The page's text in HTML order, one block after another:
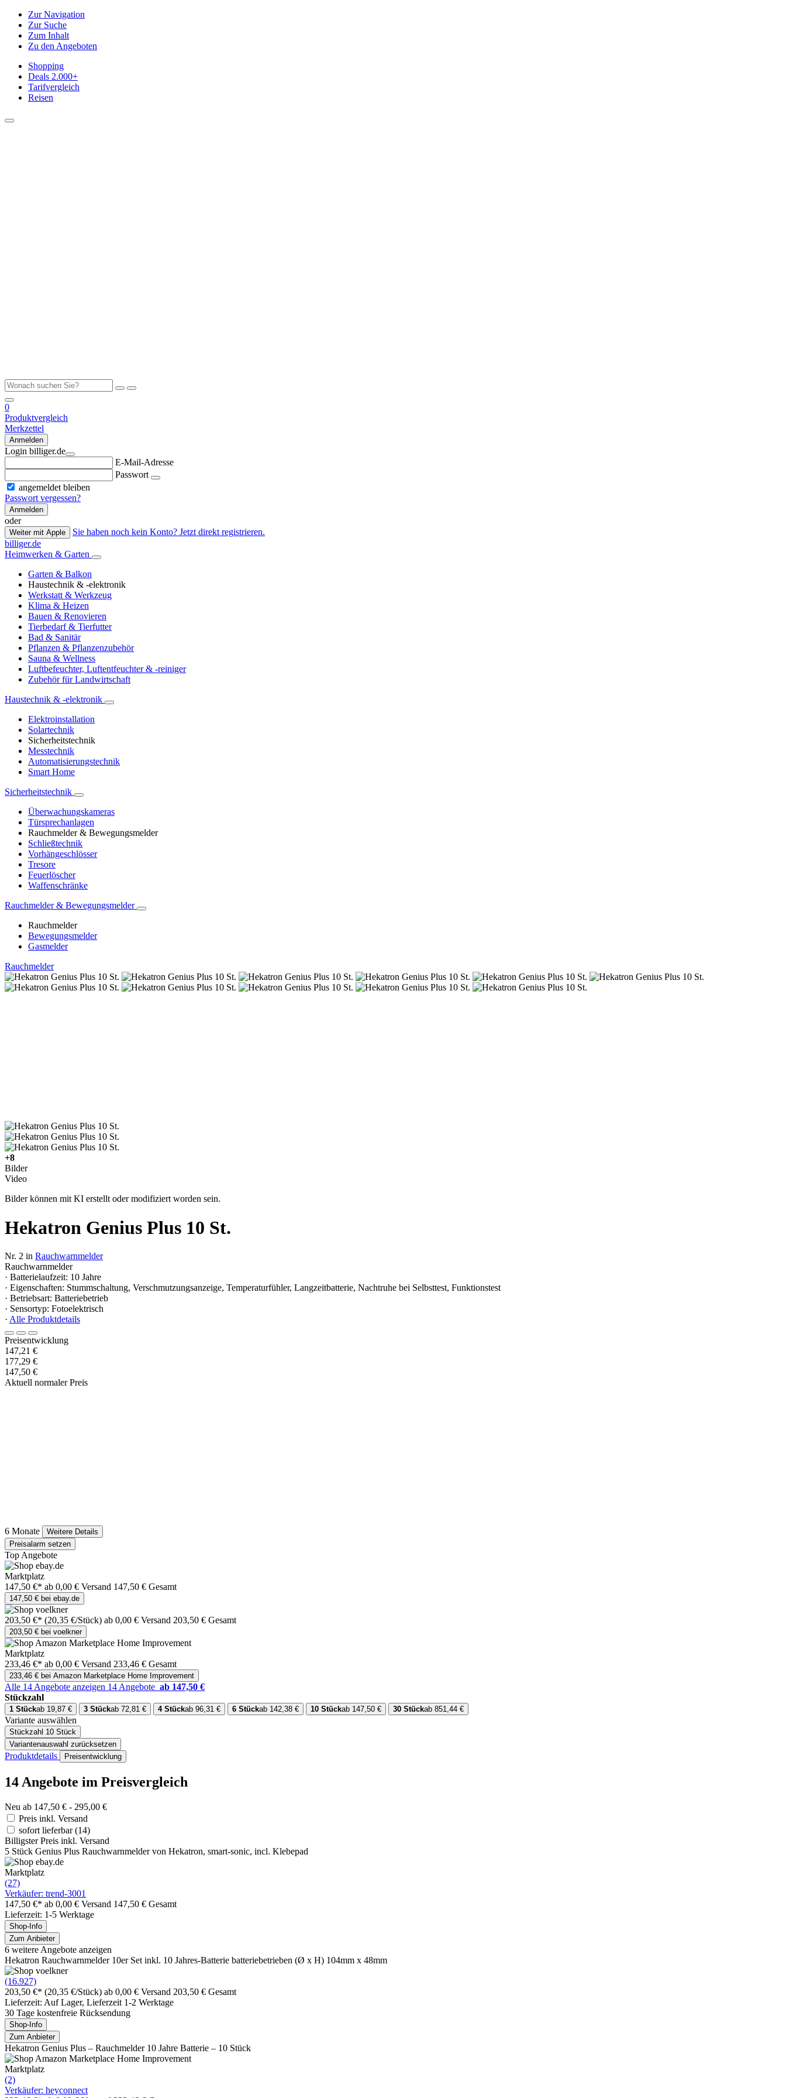
Zur Navigation
Zur Suche
Zum Inhalt
Zu den Angeboten
Shopping
Deals 2.000+
Tarifvergleich
Reisen
0
Produktvergleich
Merkzettel
Anmelden
Login billiger.de
E-Mail-Adresse
Passwort
angemeldet bleiben
Passwort vergessen?
Anmelden
oder
Weiter mit Apple
Sie haben noch kein Konto? Jetzt direkt registrieren.
billiger.de
Heimwerken & Garten
Garten & Balkon
Haustechnik & -elektronik
Werkstatt & Werkzeug
Klima & Heizen
Bauen & Renovieren
Tierbedarf & Tierfutter
Bad & Sanitär
Pflanzen & Pflanzenzubehör
Sauna & Wellness
Luftbefeuchter, Luftentfeuchter & -reiniger
Zubehör für Landwirtschaft
Haustechnik & -elektronik
Elektroinstallation
Solartechnik
Sicherheitstechnik
Messtechnik
Automatisierungstechnik
Smart Home
Sicherheitstechnik
Überwachungskameras
Türsprechanlagen
Rauchmelder & Bewegungsmelder
Schließtechnik
Vorhängeschlösser
Tresore
Feuerlöscher
Waffenschränke
Rauchmelder & Bewegungsmelder
Rauchmelder
Bewegungsmelder
Gasmelder
Rauchmelder
+8
Bilder
Video
Bilder können mit KI erstellt oder modifiziert worden sein.
Hekatron Genius Plus 10 St.
Nr. 2 in Rauchwarnmelder
Rauchwarnmelder
· Batterielaufzeit: 10 Jahre
· Eigenschaften: Stummschaltung, Verschmutzungsanzeige, Temperaturfühler, Langzeitbatterie, Nachtruhe bei Selbsttest, Funktionstest
· Betriebsart: Batteriebetrieb
· Sensortyp: Fotoelektrisch
· Alle Produktdetails
Preisentwicklung
147,21 €
177,29 €
147,50 €
Aktuell normaler Preis
6 Monate
Weitere Details
Preisalarm setzen
Top Angebote
Marktplatz
147,50 €* ab 0,00 € Versand 147,50 € Gesamt
147,50 € bei ebay.de
203,50 €* (20,35 €/Stück) ab 0,00 € Versand 203,50 € Gesamt
203,50 € bei voelkner
Marktplatz
233,46 €* ab 0,00 € Versand 233,46 € Gesamt
233,46 € bei Amazon Marketplace Home Improvement
Alle 14 Angebote anzeigen 14 Angebote ab 147,50 €
Stückzahl
1 Stückab 19,87 € 3 Stückab 72,81 € 4 Stückab 96,31 € 6 Stückab 142,38 € 10 Stückab 147,50 € 30 Stückab 851,44 €
Variante auswählen
Stückzahl 10 Stück
Variantenauswahl zurücksetzen
Produktdetails Preisentwicklung
14 Angebote im Preisvergleich
Neu ab 147,50 € - 295,00 €
Preis inkl. Versand
sofort lieferbar(14)
Billigster Preis inkl. Versand
5 Stück Genius Plus Rauchwarnmelder von Hekatron, smart-sonic, incl. Klebepad
Marktplatz
(27)
Verkäufer: trend-3001
147,50 €* ab 0,00 € Versand 147,50 € Gesamt
Lieferzeit: 1-5 Werktage
Shop-Info
Zum Anbieter
6 weitere Angebote anzeigen
Hekatron Rauchwarnmelder 10er Set inkl. 10 Jahres-Batterie batteriebetrieben (Ø x H) 104mm x 48mm
(16.927)
203,50 €* (20,35 €/Stück) ab 0,00 € Versand 203,50 € Gesamt
Lieferzeit: Auf Lager, Lieferzeit 1-2 Werktage
30 Tage kostenfreie Rücksendung
Shop-Info
Zum Anbieter
Hekatron Genius Plus – Rauchmelder 10 Jahre Batterie – 10 Stück
Marktplatz
(2)
Verkäufer: heyconnect